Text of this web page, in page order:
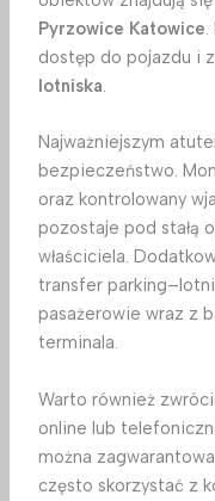
Pyrzowice Katowice.
dostęp do pojazdu i
lotniska.
Najważniejszym
bezpieczeństwo.
oraz kontrolowany
pozostaje pod stałą
właściciela.
transfer
pasażerowie wraz z
terminala.
Warto również
online lub
można
często skorzystać z